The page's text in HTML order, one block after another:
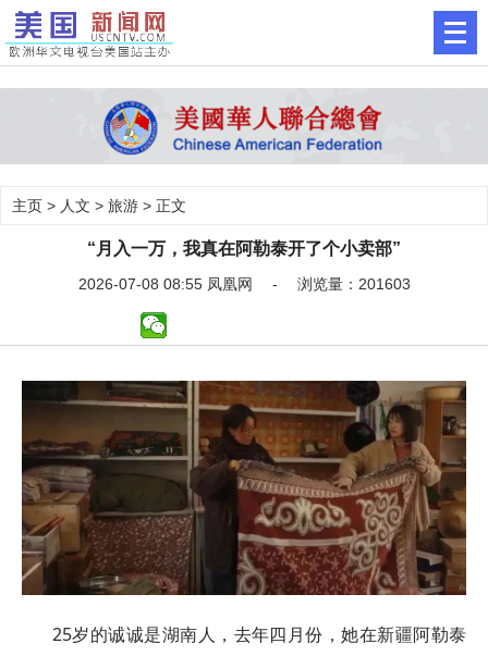
主页 > 人文 > 旅游 > 正文
“月入一万，我真在阿勒泰开了个小卖部”
2026-07-08 08:55 凤凰网 - 浏览量：201603
25岁的诚诚是湖南人，去年四月份，她在新疆阿勒泰